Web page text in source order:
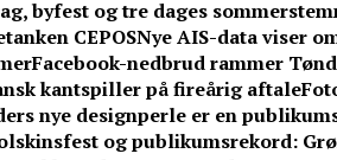
byfest og tre dages
CEPOSNye AIS-data viser
Facebook-nedbrud rammer
kantspiller på fireårig aftale
nye designperle er en
og publikumsrekord: